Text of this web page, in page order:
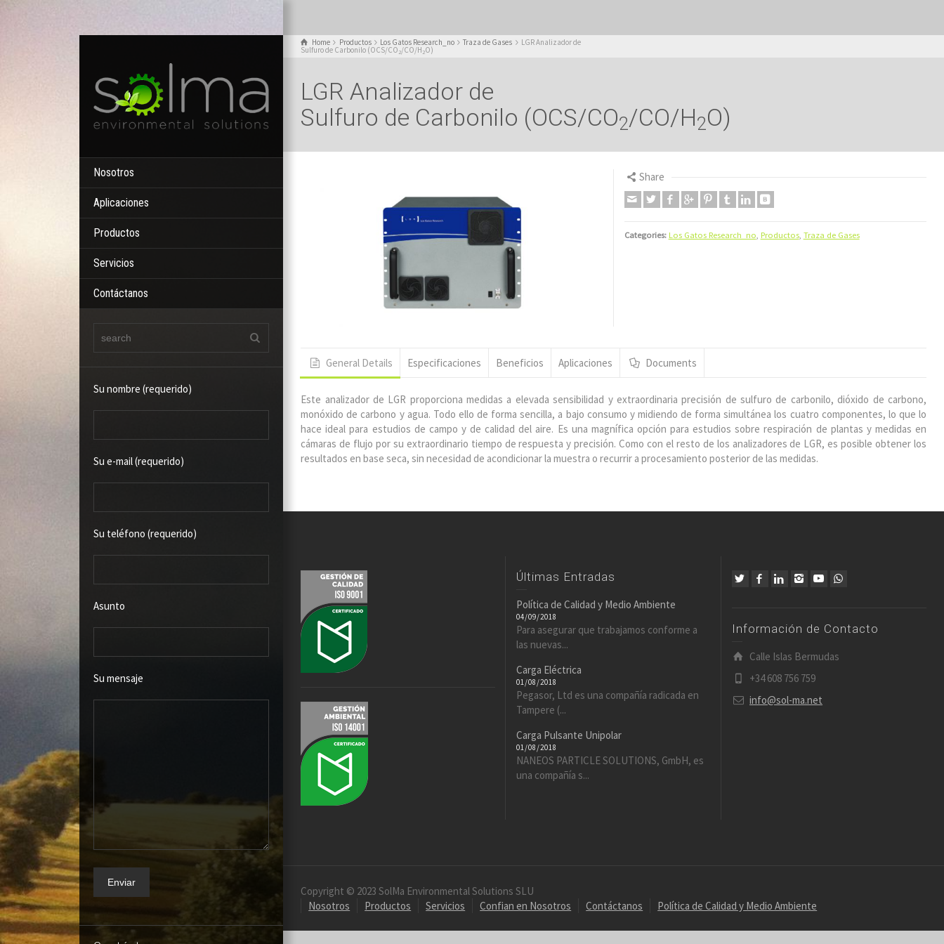
Nosotros
Aplicaciones
Productos
Servicios
Contáctanos
Su nombre (requerido)
Su e-mail (requerido)
Su teléfono (requerido)
Asunto
Su mensaje
Home Productos Los Gatos Research_no Traza de Gases LGR Analizador de
Sulfuro de Carbonilo (OCS/CO 2/CO/H 2O)
LGR Analizador de
Sulfuro de Carbonilo (OCS/CO2/CO/H2O)
Share
Categories: Los Gatos Research_no, Productos, Traza de Gases
General Details Especificaciones Beneficios Aplicaciones Documents
Este analizador de LGR proporciona medidas a elevada sensibilidad y extraordinaria precisión de sulfuro de carbonilo, dióxido de carbono,
monóxido de carbono y agua. Todo ello de forma sencilla, a bajo consumo y midiendo de forma simultánea los cuatro componentes, lo que lo
hace ideal para estudios de campo y de calidad del aire. Es una magnífica opción para estudios sobre respiración de plantas y medidas en
cámaras de flujo por su extraordinario tiempo de respuesta y precisión. Como con el resto de los analizadores de LGR, es posible obtener los
resultados en base seca, sin necesidad de acondicionar la muestra o recurrir a procesamiento posterior de las medidas.
Últimas Entradas
Política de Calidad y Medio Ambiente
04/09/2018
Para asegurar que trabajamos conforme a
las nuevas...
Carga Eléctrica
01/08/2018
Pegasor, Ltd es una compañía radicada en
Tampere (...
Carga Pulsante Unipolar
01/08/2018
NANEOS PARTICLE SOLUTIONS, GmbH, es
una compañía s...
Información de Contacto
Calle Islas Bermudas
+34 608 756 759
info@sol-ma.net
Copyright © 2023 SolMa Environmental Solutions SLU
Nosotros
Productos Servicios Confian en Nosotros Contáctanos Política de Calidad y Medio Ambiente